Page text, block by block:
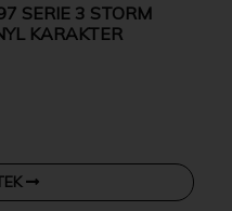
SERIE 3 STORM
KARAKTER